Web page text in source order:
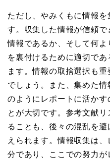
ただし、やみくもに情報
す。収集した情報が信頼
情報であるか、そして何
を裏付けるために適切で
ます。情報の取捨選択も
でしょう。また、集めた
のようにレポートに活かす
とが大切です。参考文献
ることも、後々の混乱を
えられます。情報収集は
分であり、ここでの努力